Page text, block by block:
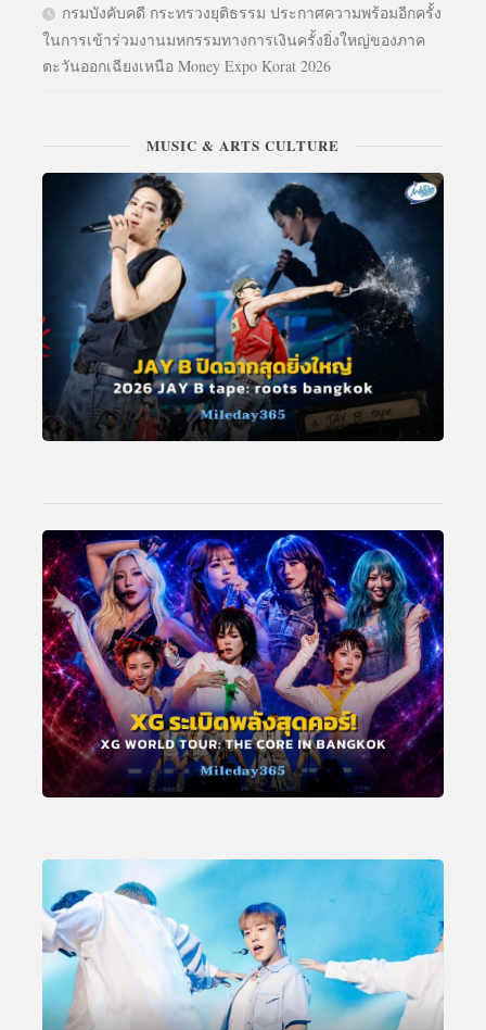
กรมบังคับคดี กระทรวงยุติธรรม ประกาศความพร้อมอีกครั้ง
ในการเข้าร่วมงานมหกรรมทางการเงินครั้งยิ่งใหญ่ของภาค
ตะวันออกเฉียงเหนือ Money Expo Korat 2026
MUSIC & ARTS CULTURE